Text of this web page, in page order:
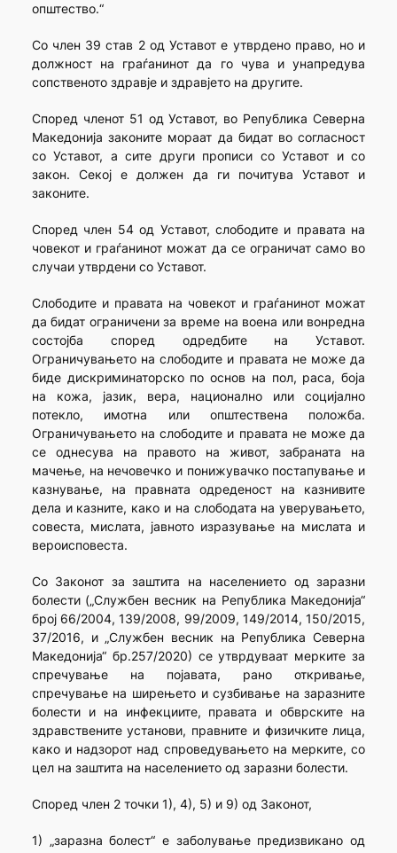
општество.“
Со член 39 став 2 од Уставот е утврдено право, но и
должност на граѓанинот да го чува и унапредува
сопственото здравје и здравјето на другите.
Според членот 51 од Уставот, во Република Северна
Македонија законите мораат да бидат во согласност
со Уставот, а сите други прописи со Уставот и со
закон. Секој е должен да ги почитува Уставот и
законите.
Според член 54 од Уставот, слободите и правата на
човекот и граѓанинот можат да се ограничат само во
случаи утврдени со Уставот.
Слободите и правата на човекот и граѓанинот можат
да бидат ограничени за време на воена или вонредна
состојба според одредбите на Уставот.
Ограничувањето на слободите и правата не може да
биде дискриминаторско по основ на пол, раса, боја
на кожа, јазик, вера, национално или социјално
потекло, имотна или општествена положба.
Ограничувањето на слободите и правата не може да
се однесува на правото на живот, забраната на
мачење, на нечовечко и понижувачко постапување и
казнување, на правната одреденост на казнивите
дела и казните, како и на слободата на уверувањето,
совеста, мислата, јавното изразување на мислата и
вероисповеста.
Со Законот за заштита на населението од заразни
болести („Службен весник на Република Македонија“
број 66/2004, 139/2008, 99/2009, 149/2014, 150/2015,
37/2016, и „Службен весник на Република Северна
Македонија“ бр.257/2020) се утврдуваат мерките за
спречување на појавата, рано откривање,
спречување на ширењето и сузбивање на заразните
болести и на инфекциите, правата и обврските на
здравствените установи, правните и физичките лица,
како и надзорот над спроведувањето на мерките, со
цел на заштита на населението од заразни болести.
Според член 2 точки 1), 4), 5) и 9) од Законот,
1) „заразна болест“ е заболување предизвикано од